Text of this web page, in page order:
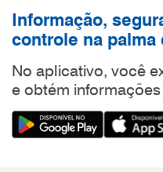
Informação,
controle na palma
No aplicativo, você
e obtém